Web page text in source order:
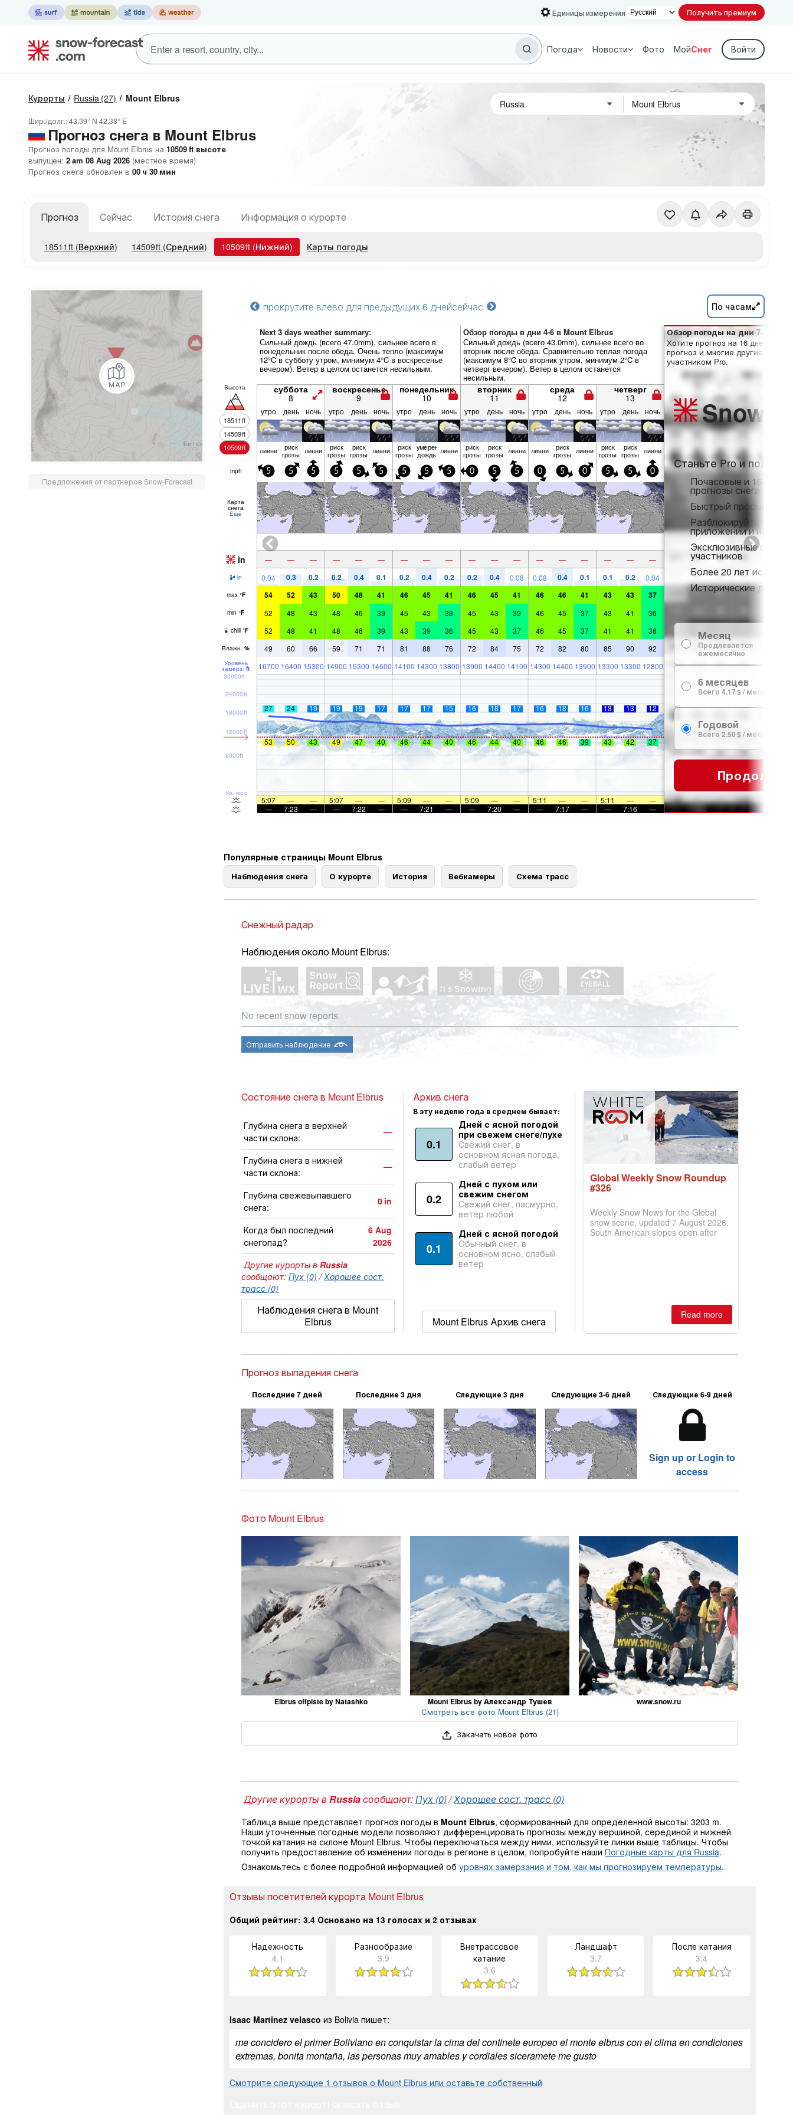
Единицы измерения Получить премиум
Погода Новости Фото МойСнег Войти
Курорты Russia (27) Mount Elbrus
Шир./долг.:43.39° N 42.38° E
Прогноз снега в Mount Elbrus
Прогноз погоды для Mount Elbrus на 10509ft высоте
выпущен: 2 am 08 Aug 2026 (местное время)
Прогноз снега обновлен в 00 ч 30 мин
Прогноз Сейчас История снега Информация о курорте
18511 ft (Верхний) 14509ft (Средний) 10509ft (Нижний) Карты погоды
Предложения от партнеров Snow-Forecast
прокрутите влево для предыдущих 6 днейсейчас По часам
Next 3 days weather summary:
Сильный дождь (всего 47.0mm), сильнее всего в
понедельник после обеда. Очень тепло (максимум
12°C в субботу утром, минимум 4°C в воскресенье
вечером). Ветер в целом останется несильным.
Обзор погоды в дни 4-6 в Mount Elbrus
Сильный дождь (всего 43.0mm), сильнее всего во
вторник после обеда. Сравнительно теплая погода
(максимум 8°C во вторник утром, минимум 2°C в
четверг вечером). Ветер в целом останется
несильным.
Высота
18511ft
14509ft
10509ft
суббота
8
воскресенье
9
понедельник
10
вторник
11
среда
12
четверг
13
утро день ночь утро день ночь утро день ночь утро день ночь утро день ночь утро день ночь
ливни риск
грозы ливни риск
грозы
риск
грозы ливни риск
грозы
умерен.
дождь ливни риск
грозы
риск
грозы ливни ливни риск
грозы ливни риск
грозы
риск
грозы ливни
mph 5 5 5 5 5 5 5 5 5 0 5 5 0 5 0 5 5 0
Карта
снега
Ещё
in — — — — — — — — — — — — — — — — — —
in 0.04 0.3 0.2 0.2 0.4 0.1 0.2 0.4 0.2 0.2 0.4 0.08 0.08 0.4 0.1 0.1 0.2 0.04
max °F 54 52 43 50 48 41 46 45 41 46 45 41 46 46 41 43 43 37
min °F 52 48 43 48 46 39 45 43 39 45 43 39 46 45 37 43 41 36
chill °F 52 48 41 48 46 39 43 39 36 45 43 37 46 45 37 41 41 36
Влажн. % 49 60 66 59 71 71 81 88 76 72 84 75 72 82 80 85 90 92
Уровень
замерз. ft 16700 16400 15300 14900 15300 14600 14100 14300 13800 13900 14400 14100 14300 14400 13900 13300 13300 12800
Ур. моря
6000ft
12000ft
18000ft
24000ft
30000ft
27 24 19 19 19 17 17 17 15 16 18 17 16 18 16 13 13 12
53 50 43 49 47 40 46 44 40 46 44 40 46 46 39 43 42 37
5:07 — — 5:07 — — 5:09 — — 5:09 — — 5:11 — — 5:11 —
—
—
7:23 — — 7:22 — — 7:21 — — 7:20 — — 7:17 — — 7:16 —
Обзор погоды на дни 7–16:
Хотите прогноз на 16 дней?
прогноз и многие другие
участником Pro.
Snow
Станьте Pro и
Почасовые и 16-
прогнозы снега
Быстрый просмотр
Разблокируйте
приложении и на веб-
Эксклюзивные
участников
Более 20 лет истории
Исторические данные
Месяц
Продлевается
ежемесячно
6 месяцев
Всего 4.17 $ / месяц
Годовой
Всего 2.50 $ / месяц
Популярные страницы Mount Elbrus
Наблюдения снега О курорте История Вебкамеры Схема трасс
Снежный радар
Наблюдения около Mount Elbrus:
No recent snow reports
Отправить наблюдение
Состояние снега в Mount Elbrus
Глубина снега в верхней
части склона:
—
Глубина снега в нижней
части склона:
—
Глубина свежевыпавшего
снега:
0 in
Когда был последний
снегопад?
6 Aug
2026
Другие курорты в Russia
сообщают: Пух (0) /Хорошее сост.
трасс (0)
Наблюдения снега в Mount
Elbrus
Архив снега
В эту неделю года в среднем бывает:
0.1
Дней с ясной погодой
при свежем снеге/пухе
Свежий снег, в
основном ясная погода,
слабый ветер
0.2
Дней с пухом или
свежим снегом
Свежий снег, пасмурно,
ветер любой
0.1
Дней с ясной погодой
Обычный снег, в
основном ясно, слабый
ветер
Mount Elbrus Архив снега
Global Weekly Snow Roundup
#326
Weekly Snow News for the Global
snow scene, updated 7 August 2026:
South American slopes open after
Read more
Прогноз выпадения снега
Последние 7 дней Последние 3 дня Следующие 3 дня Следующие 3-6 дней Следующие 6-9 дней
Sign up or Login to
access
Фото Mount Elbrus
Elbrus offpiste by Natashko Mount Elbrus by Александр Тушев www.snow.ru
Смотреть все фото Mount Elbrus (21)
Закачать новое фото
Другие курорты в Russiaсообщают:Пух (0)/Хорошее сост. трасс (0)
Таблица выше представляет прогноз погоды в Mount Elbrus, сформированный для определенной высоты: 3203 m.
Наши уточненные погодные модели позволяют дифференцировать прогнозы между вершиной, серединой и нижней
точкой катания на склоне Mount Elbrus. Чтобы переключаться между ними, используйте линки выше таблицы. Чтобы
получить предоставление об изменении погоды в регионе в целом, попробуйте наши Погодные карты для Russia.
Ознакомьтесь с более подробной информацией об уровнях замерзания и том, как мы прогнозируем температуры.
Отзывы посетителей курорта Mount Elbrus
Общий рейтинг: 3.4 Основано на 13 голосах и 2 отзывах
Надежность
4.1
Разнообразие
3.9
Внетрассовое
катание
3.6
Ландшафт
3.7
После катания
3.4
Isaac Martinez velasco из Bolivia пишет:
me concidero el primer Boliviano en conquistar la cima del continete europeo el monte elbrus con el clima en condiciones
extremas, bonita montaña, las personas muy amables y cordiales siceramete me gusto
Смотрите следующие 1 отзывов о Mount Elbrus или оставьте собственный